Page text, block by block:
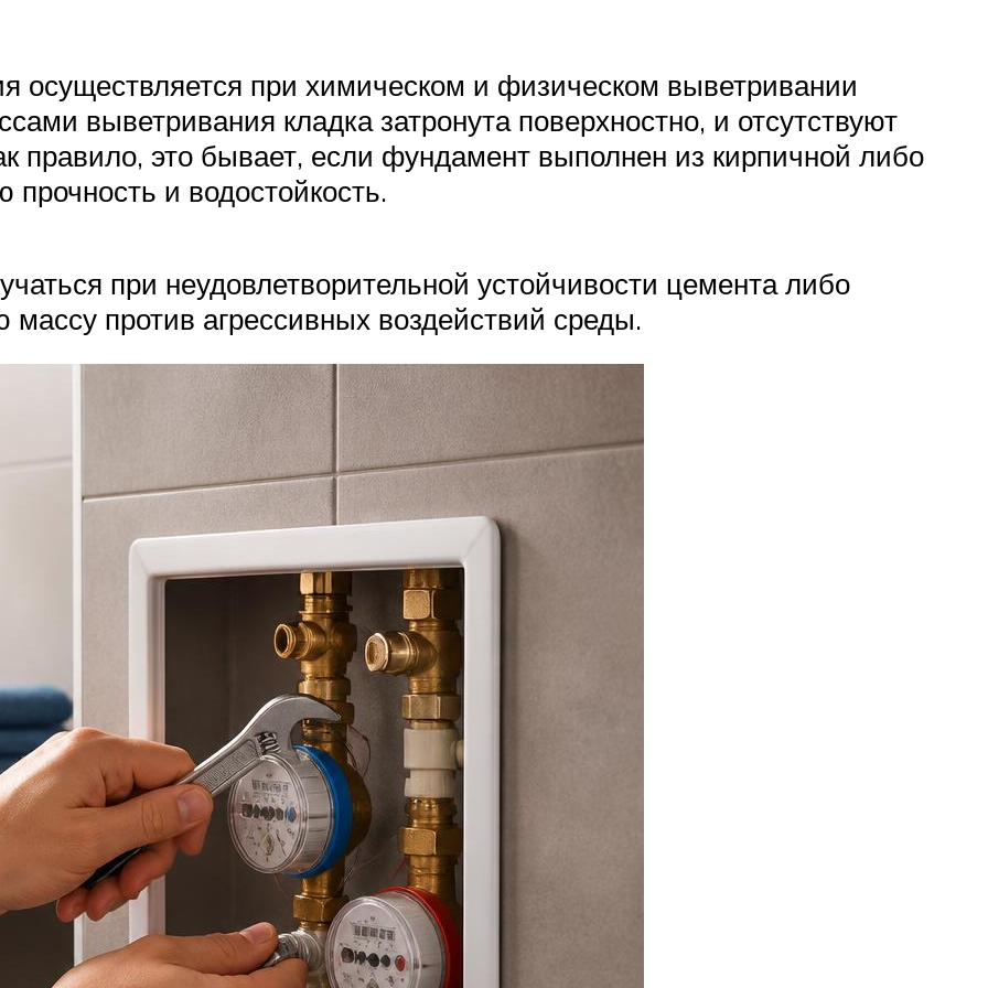
осуществляется при химическом и физическом выветривании
выветривания кладка затронута поверхностно, и отсутствуют
правило, это бывает, если фундамент выполнен из кирпичной либо
и водостойкость.
при неудовлетворительной устойчивости цемента либо
против агрессивных воздействий среды.